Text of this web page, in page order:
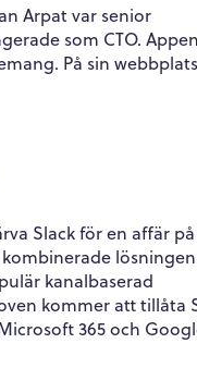
Arpat var senior
som CTO.
På sin
Slack för en affär på
kanalbaserad
kommer att tillåta
365 och